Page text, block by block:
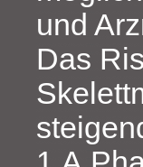
und
Das